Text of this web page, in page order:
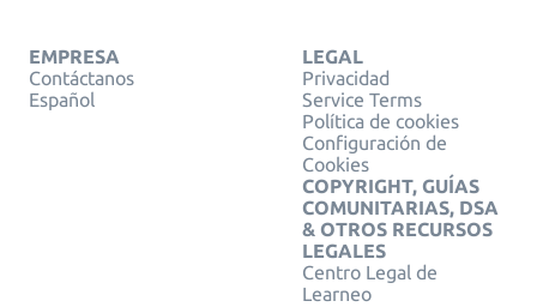
EMPRESA
Contáctanos
Español
LEGAL
Privacidad
Service Terms
Política de cookies
Configuración de
Cookies
COPYRIGHT, GUÍAS
COMUNITARIAS, DSA
& OTROS RECURSOS
LEGALES
Centro Legal de
Learneo